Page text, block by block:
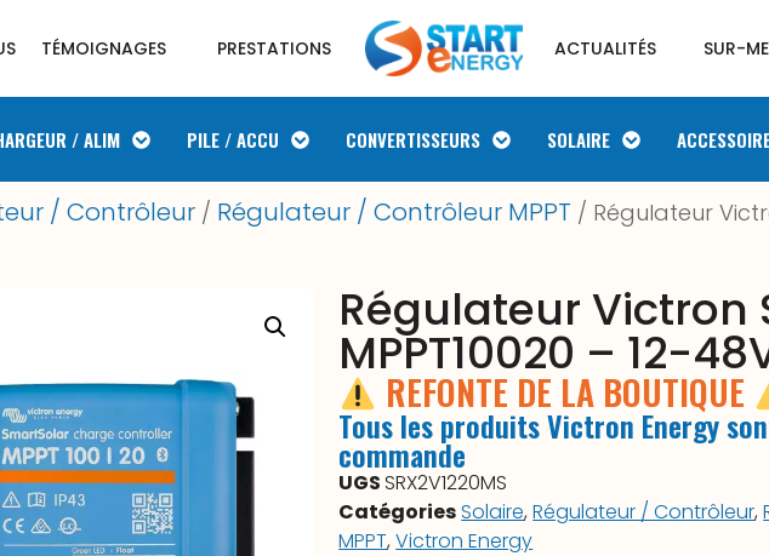
TÉMOIGNAGES PRESTATIONS ACTUALITÉS SUR-
/ ALIM PILE / ACCU CONVERTISSEURS SOLAIRE
/ Contrôleur/ Régulateur / Contrôleur MPPT / Régulateur
Régulateur Victron
MPPT10020 – 12-
REFONTE DE LA BOUTIQUE
Tous les produits Victron Energy
commande
UGS SRX2V1220MS
CatégoriesSolaire,Régulateur / Contrôleur,
MPPT,Victron Energy